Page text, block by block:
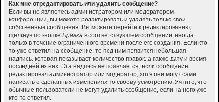
Как мне отредактировать или удалить сообщение?
Если вы не являетесь администратором или модератором
конференции, вы можете редактировать и удалять только свои
собственные сообщения. Вы можете перейти к редактированию,
щёлкнув по кнопке Правка в соответствующем сообщении, иногда
только в течение ограниченного времени после его создания. Если кто-
то уже ответил на сообщение, то под ним появится небольшая
надпись, которая показывает количество правок, а также дату и время
последней из них. Эта надпись не появляется, если сообщение
редактировал администратор или модератор, хотя они могут сами
написать о сделанных изменениях по своему усмотрению. Учтите, что
обычные пользователи не могут удалить сообщение, если на него уже
кто-то ответил.